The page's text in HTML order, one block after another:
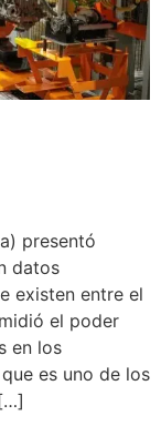
presentó
datos
existen entre el
el poder
en los
es uno de los